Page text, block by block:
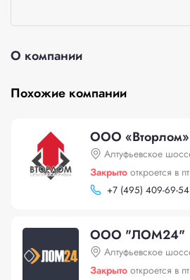
О компании
Похожие компании
ООО «Вторлом»
Алтуфьевское
Закрыто откроется в
+7 (495) 409-69-54
ООО "ЛОМ24"
Алтуфьевское
Закрыто откроется в